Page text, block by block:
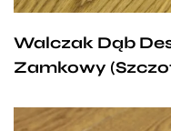
bezproblemowego
Walczak Dąb
Zamkowy